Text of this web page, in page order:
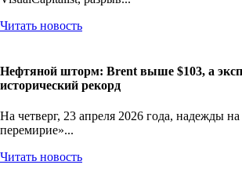
Читать новость
Нефтяной шторм: Brent выше $103, а
исторический рекорд
На четверг, 23 апреля 2026 года, надежды
перемирие»...
Читать новость